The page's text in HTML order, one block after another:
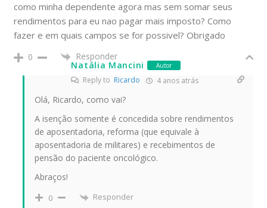
como minha dependente agora mas sem somar seus
rendimentos para eu nao pagar mais imposto? Como
fazer e em quais campos se for possivel? Obrigado
0
Responder
Natália Mancini
Autor
Reply to Ricardo 4 anos atrás
Olá, Ricardo, como vai?
A isenção somente é concedida sobre rendimentos
de aposentadoria, reforma (que equivale à
aposentadoria de militares) e recebimentos de
pensão do paciente oncológico.
Abraços!
0 Responder